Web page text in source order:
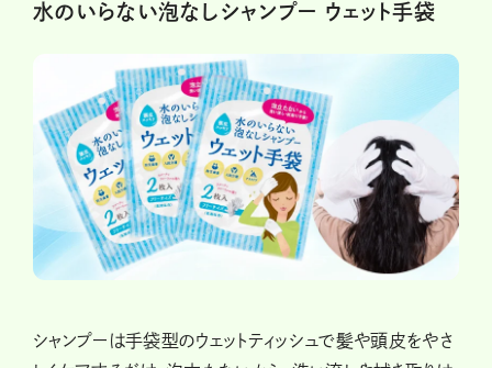
水のいらない泡なしシャンプー ウェット手袋
シャンプーは手袋型のウェットティッシュで髪や頭皮をやさ